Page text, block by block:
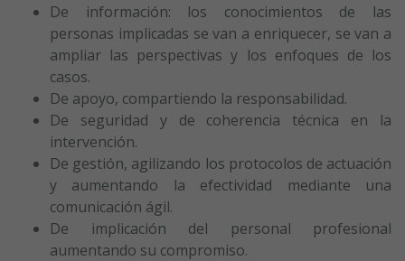
De información: los conocimientos de las
personas implicadas se van a enriquecer, se van a
ampliar las perspectivas y los enfoques de los
casos.
De apoyo, compartiendo la responsabilidad.
De seguridad y de coherencia técnica en la
intervención.
De gestión, agilizando los protocolos de actuación
y aumentando la efectividad mediante una
comunicación ágil.
De implicación del personal profesional
aumentando su compromiso.